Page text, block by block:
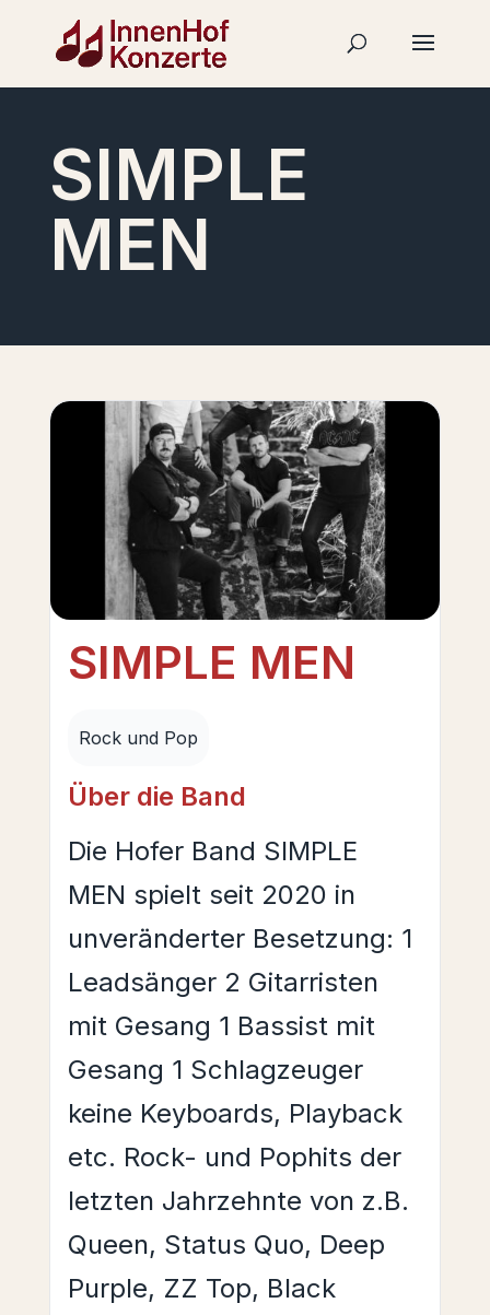
SIMPLE
MEN
SIMPLE MEN
Rock und Pop
Über die Band
Die Hofer Band SIMPLE
MEN spielt seit 2020 in
unveränderter Besetzung: 1
Leadsänger 2 Gitarristen
mit Gesang 1 Bassist mit
Gesang 1 Schlagzeuger
keine Keyboards, Playback
etc. Rock- und Pophits der
letzten Jahrzehnte von z.B.
Queen, Status Quo, Deep
Purple, ZZ Top, Black